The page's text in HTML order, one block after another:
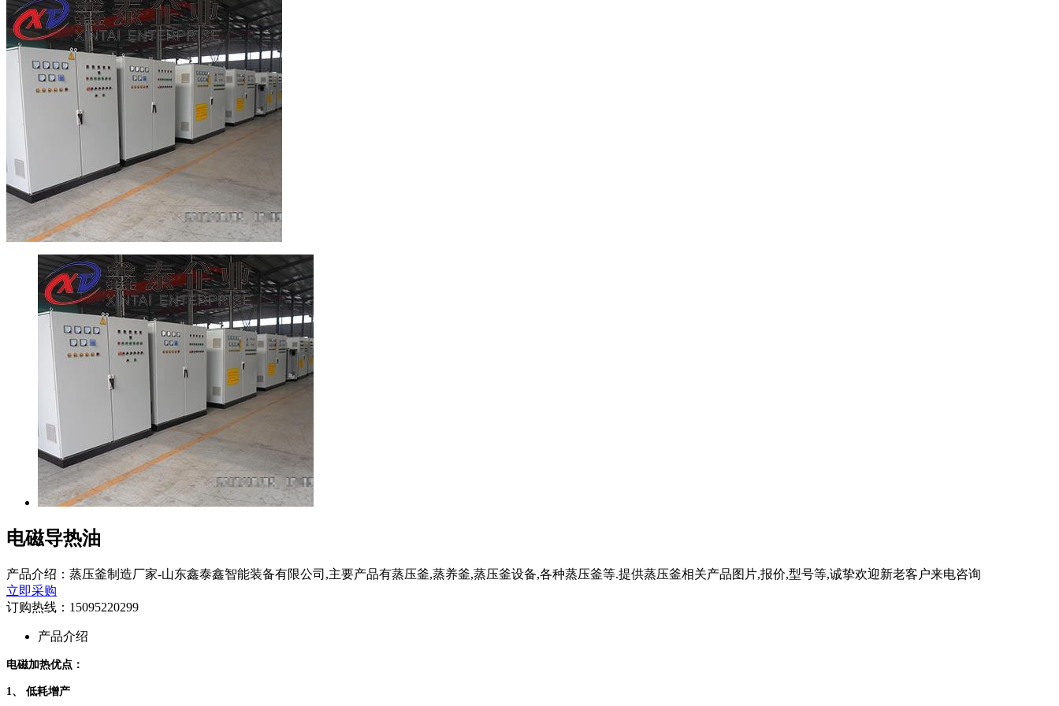
电磁导热油
产品介绍：蒸压釜制造厂家-山东鑫泰鑫智能装备有限公司,主要产品有蒸压釜,蒸养釜,蒸压釜设备,各种蒸压釜等.提供蒸压釜相关产品图片,报价,型号等,诚挚欢迎新老客户来电咨询
立即采购
订购热线： 15095220299
产品介绍
电磁加热优点：
1、 低耗增产